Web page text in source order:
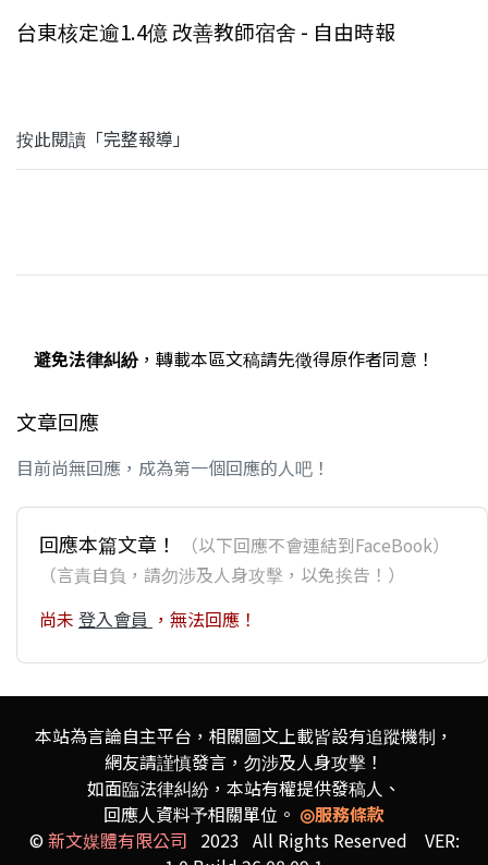
台東核定逾1.4億 改善教師宿舍 - 自由時報
按此閱讀「完整報導」
避免法律糾紛，轉載本區文稿請先徵得原作者同意！
文章回應
目前尚無回應，成為第一個回應的人吧！
回應本篇文章！
（以下回應不會連結到FaceBook）
（言責自負，請勿涉及人身攻擊，以免挨告！）
尚未 登入會員 ，無法回應！
本站為言論自主平台，相關圖文上載皆設有追蹤機制，
網友請謹慎發言，勿涉及人身攻擊！
如面臨法律糾紛，本站有權提供發稿人、
回應人資料予相關單位。 ◎服務條款
©新文媒體有限公司 2023 All Rights Reserved VER: